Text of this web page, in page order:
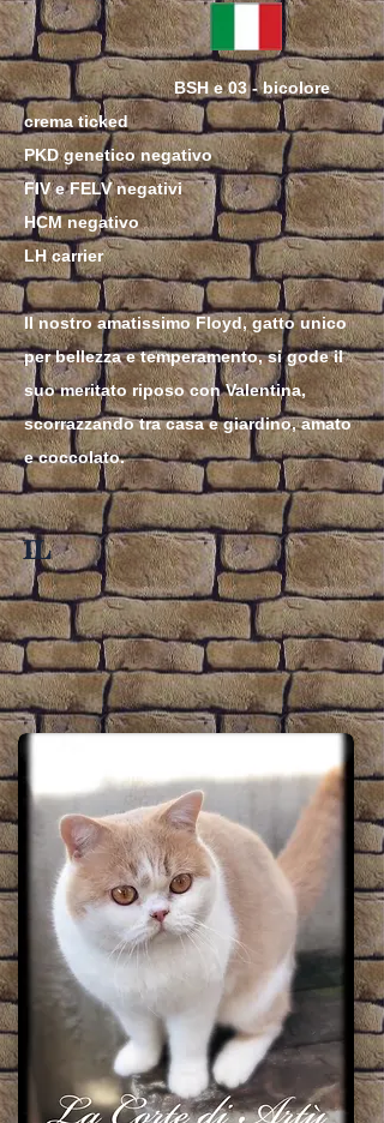
BSH e 03 - bicolore
crema ticked
PKD genetico negativo
FIV e FELV negativi
HCM negativo
LH carrier
Il nostro amatissimo Floyd, gatto unico
per bellezza e temperamento, si gode il
suo meritato riposo con Valentina,
scorrazzando tra casa e giardino, amato
e coccolato.
IL